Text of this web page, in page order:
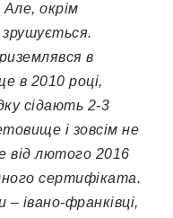
окрім
в
в 2010 році,
сідають 2-3
і зовсім не
від лютого 2016
сертифіката.
– івано-франківці,